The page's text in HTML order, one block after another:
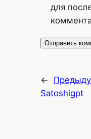
для
←
Satoshigpt